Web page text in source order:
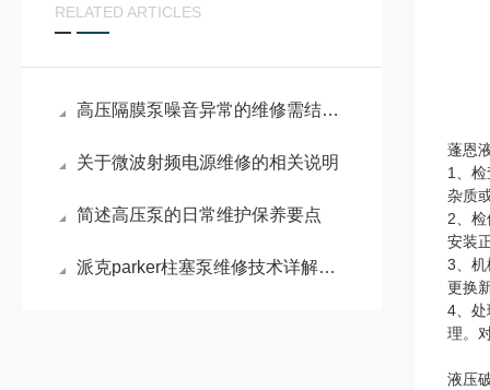
RELATED ARTICLES
高压隔膜泵噪音异常的维修需结合其工作原理和常见故障点进行系统排查
关于微波射频电源维修的相关说明
简述高压泵的日常维护保养要点
派克parker柱塞泵维修技术详解：常见故障诊断与维护策略
蓬恩
1、
杂质
2、
安装
3、机
更换
4、处
理。
液压